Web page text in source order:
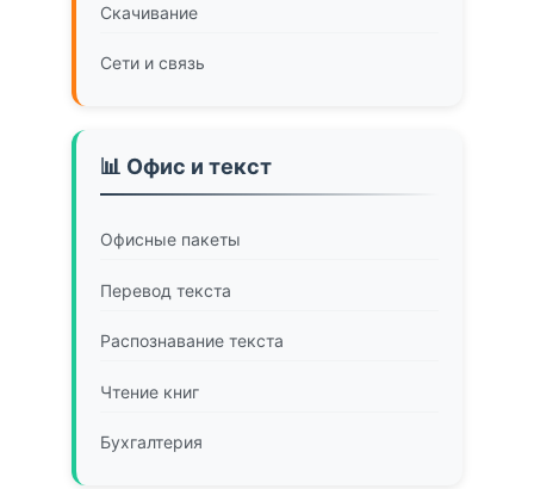
Скачивание
Сети и связь
📊 Офис и текст
Офисные пакеты
Перевод текста
Распознавание текста
Чтение книг
Бухгалтерия